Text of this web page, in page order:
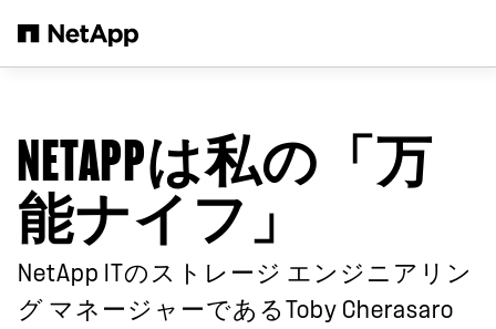
NETAPPは私の「万
能ナイフ」
NetApp ITのストレージ エンジニアリン
グ マネージャーであるToby Cherasaro